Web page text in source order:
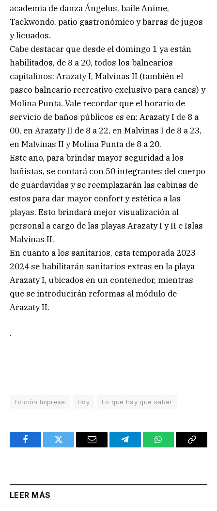
academia de danza Ángelus, baile Anime,
Taekwondo, patio gastronómico y barras de jugos
y licuados.
Cabe destacar que desde el domingo 1 ya están
habilitados, de 8 a 20, todos los balnearios
capitalinos: Arazaty I, Malvinas II (también el
paseo balneario recreativo exclusivo para canes) y
Molina Punta. Vale recordar que el horario de
servicio de baños públicos es en: Arazaty I de 8 a
00, en Arazaty II de 8 a 22, en Malvinas I de 8 a 23,
en Malvinas II y Molina Punta de 8 a 20.
Este año, para brindar mayor seguridad a los
bañistas, se contará con 50 integrantes del cuerpo
de guardavidas y se reemplazarán las cabinas de
estos para dar mayor confort y estética a las
playas. Esto brindará mejor visualización al
personal a cargo de las playas Arazaty I y II e Islas
Malvinas II.
En cuanto a los sanitarios, esta temporada 2023-
2024 se habilitarán sanitarios extras en la playa
Arazaty I, ubicados en un contenedor, mientras
que se introducirán reformas al módulo de
Arazaty II.
.
Edición Impresa Hoy Lo que hay que saber
FacebookTwitter Email TelegramWhatsAppCopy
LEER MÁS